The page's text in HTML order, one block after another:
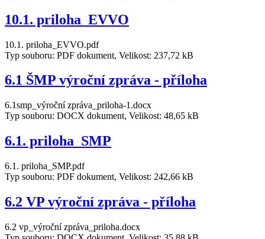
10.1. priloha_EVVO
10.1. priloha_EVVO.pdf
Typ souboru: PDF dokument, Velikost: 237,72 kB
6.1 ŠMP výroční zpráva - příloha
6.1smp_výroční zpráva_priloha-1.docx
Typ souboru: DOCX dokument, Velikost: 48,65 kB
6.1. priloha_SMP
6.1. priloha_SMP.pdf
Typ souboru: PDF dokument, Velikost: 242,66 kB
6.2 VP výroční zpráva - příloha
6.2 vp_výroční zpráva_priloha.docx